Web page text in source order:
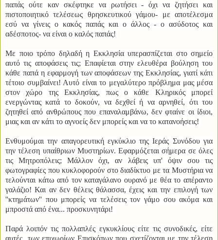
παπάς ούτε καν σκέφτηκε να ρωτήσει - όχι να ζητήσει και
πιστοποιητικό τελέσεως θρησκευτικού γάμου- με αποτέλεσμα
εσύ να γίνεις ο κακός παπάς και ο άλλος - ο ασύδοτος και
αδέσποτος- να είναι ο καλός παπάς!
Με ποιο τρόπο δηλαδή η Εκκλησία υπερασπίζεται στο σημείο
αυτό τις αποφάσεις τις; Επαφίεται στην ελευθέρα βούληση του
κάθε παπά η εφαρμογή των αποφάσεων της Εκκλησίας, γιατί κάτι
τέτοιο συμβαίνει! Αυτό είναι το μεγαλύτερο πρόβλημα μας μέσα
στον χώρο της Εκκλησίας, πως ο κάθε Κληρικός μπορεί
ενεργώντας κατά το δοκούν, να δεχθεί ή να αρνηθεί, ότι του
ζητηθεί από ανθρώπους που επαναλαμβάνω, δεν φταίνε οι ίδιοι,
μιας και αν κάτι το αγνοείς δεν μπορείς και να το κατανοήσεις!
Ενθυμούμαι την απαγορευτική εγκύκλιο της Ιεράς Συνόδου για
την τέλεση υπαίθριων Μυστηρίων. Εφαρμόζεται σήμερα σε όλες
τις Μητροπόλεις; Μάλλον όχι, αν λάβεις υπ' όψιν σου τις
φωτογραφίες που κυκλοφορούν στο διαδίκτυο με τα Μυστήρια να
τελούνται κάτω από τον καταγάλανο ουρανό με θέα το απέραντο
γαλάζιο! Και αν δεν θέλεις θάλασσα, έχεις και την επιλογή των
''κτημάτων'' που μπορείς να τελέσεις τον γάμο σου ακόμα και
μπροστά από ένα... προσκυνητάρι!
Παρά λοιπόν τις πολλαπλές εγκυκλίους είτε τις συνοδικές, είτε